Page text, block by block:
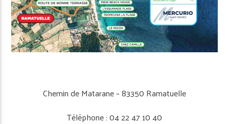
Chemin de Matarane – 83350 Ramatuelle
Téléphone : 04 22 47 10 40